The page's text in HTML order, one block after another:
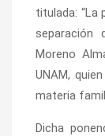
titulada: “La
separación
Moreno
UNAM,
materia
Dicha